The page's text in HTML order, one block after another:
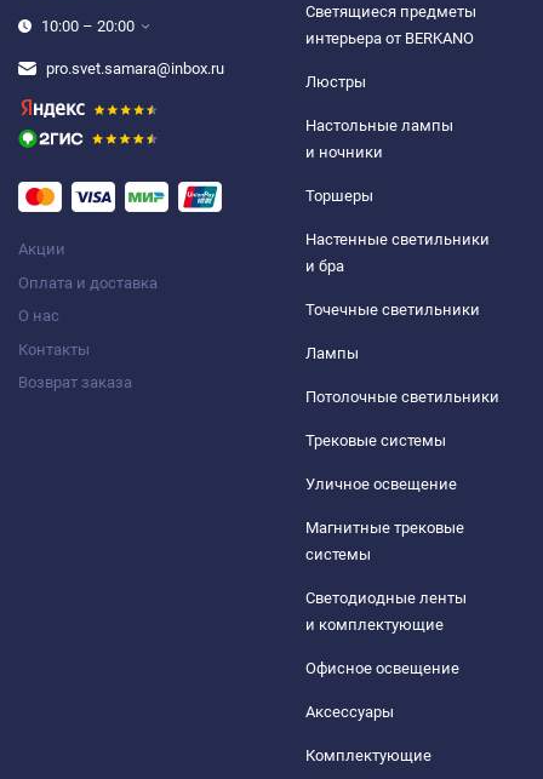
10:00 – 20:00
pro.svet.samara@inbox.ru
Акции
Оплата и доставка
О нас
Контакты
Возврат заказа
Светящиеся предметы
интерьера от BERKANO
Люстры
Настольные лампы
и ночники
Торшеры
Настенные светильники
и бра
Точечные светильники
Лампы
Потолочные светильники
Трековые системы
Уличное освещение
Магнитные трековые
системы
Светодиодные ленты
и комплектующие
Офисное освещение
Аксессуары
Комплектующие